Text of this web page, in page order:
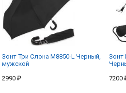
Зонт Три Слона M8850-L Черный,
мужской
2990 ₽
Зонт
7200